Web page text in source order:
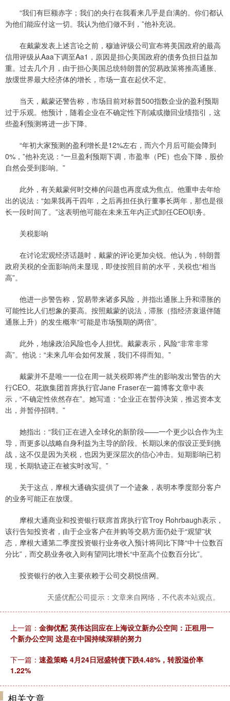
“我们有巨额赤字；我们的央行在我看来几乎是自满的。你们都认
为他们能应付这一切。我认为他们做不到，”他补充说。
在戴蒙发表上述言论之前，穆迪评级公司宣布将美国政府的最高
信用评级从Aaa下调至Aa1，原因是担心美国政府的债务负担日益加
重。过去几个月，由于担心美国总统特朗普的贸易政策将推高通胀、
放缓世界最大经济体的增长，市场一直在起伏不定。
当天，戴蒙还警告称，市场目前对标普500指数企业的盈利预期
过于乐观。他预计，随着企业在不确定性下削减或撤回业绩指引，这
些盈利预测将进一步下降。
“年初大家预测的盈利增长是12%左右，而六个月后可能会降到
0%，”他补充说：“一旦盈利预期下调，市盈率（PE）也会下降，股价
自然会受到影响。”
此外，有关戴蒙何时交棒的问题也再度成为焦点。他重申去年给
出的说法：“如果我再干四年，之后再担任执行董事长两年，那也是很
长一段时间了。”这表明他可能在未来五年内正式卸任CEO职务。
关税影响
在讨论宏观经济话题时，戴蒙的评论更加尖锐。他认为，特朗普
政府关税的全面影响尚未显现，即使按照目前的水平，关税也“相当
高”。
他进一步警告称，贸易带来诸多风险，并指出通胀上升和滞胀的
可能性比人们想象的要高。按照戴蒙的说法，滞胀（指经济衰退伴随
通胀上升）的发生概率“可能是市场预期的两倍”。
此外，地缘政治风险也令人担忧。戴蒙表示，风险“非常非常
高”。他说：“未来几年会如何发展，我们不得而知。”
戴蒙并不是唯一一位在周一就关税即将产生的影响发出警告的大
行CEO。花旗集团首席执行官Jane Fraser在一篇博客文章中表
示，“不确定性依然存在”。她写道：“企业正在暂停决策，推迟资本支
出，并暂停招聘。”
她指出：“我们正在进入全球化的新阶段——一个更少以合作为主
导，而更多以战略自身利益为主导的阶段。长期以来的假设正受到挑
战，这不仅是因为关税，也因为更深层次的信心冲击。短期影响已初
现，长期轨迹正在被实时改写。”
关于这点，摩根大通确实提供了一个迹象，表明本季度部分客户
的业务可能正在放缓。
摩根大通商业和投资银行联席首席执行官Troy Rohrbaugh表示，
该行告知投资者，由于企业客户在并购等交易方面仍处于“观望”状
态，摩根大通第二季度投资银行业务收入预计将同比下降“中十位数百
分比”，而交易业务收入则有望同比增长“中至高个位数百分比”。
投资银行的收入主要依赖于公司交易悦倍网。
天盛优配公司提示：文章来自网络，不代表本站观点。
上一篇： 金御优配 英伟达回应在上海设立新办公空间：正租用一
个新办公空间 这是在中国持续深耕的努力
下一篇： 速盈策略 4月24日冠盛转债下跌4.48%，转股溢价率
1.22%
相关文章